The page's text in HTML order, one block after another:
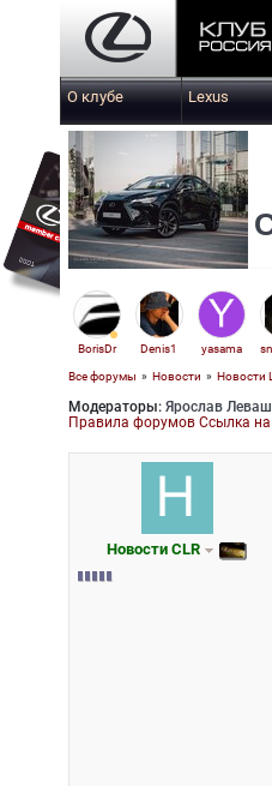
О клубе Lexus
BorisDr Denis1 yasama
Все форумы » Новости » Новости
Модераторы: Ярослав
Правила форумов Ссылка
Новости CLR